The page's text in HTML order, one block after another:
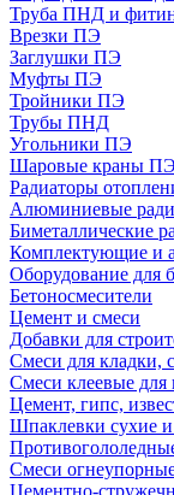
Труба ПНД и
Врезки ПЭ
Заглушки ПЭ
Муфты ПЭ
Тройники ПЭ
Трубы ПНД
Угольники ПЭ
Шаровые краны ПЭ
Радиаторы
Алюминиевые
Биметаллические
Комплектующие и
Оборудование для
Бетоносмесители
Цемент и смеси
Добавки для
Смеси для кладки,
Смеси клеевые
Цемент, гипс,
Шпаклевки сухие
Смеси
Цементно-